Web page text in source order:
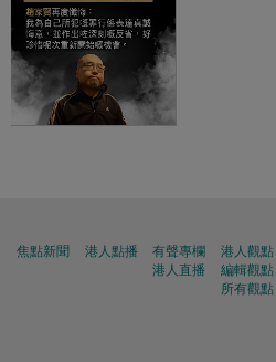
焦點新聞 港人點播
有聲專欄
港人直播
港人觀點
編輯觀點
所有觀點